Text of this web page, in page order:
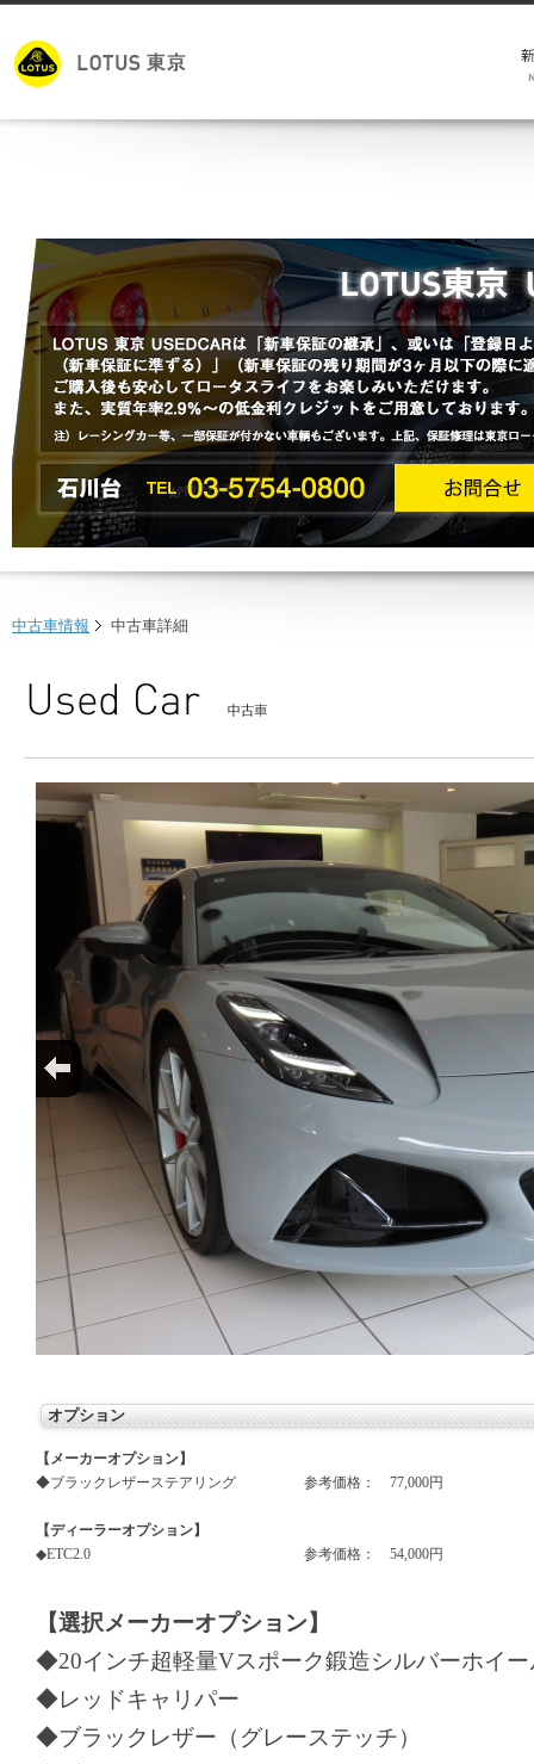
中古車情報 中古車詳細
オプション
【メーカーオプション】
◆ブラックレザーステアリング
参考価格： 77,000円
【ディーラーオプション】
◆ETC2.0
参考価格： 54,000円
【選択メーカーオプション】
◆20インチ超軽量Vスポーク鍛造シルバーホイー
◆レッドキャリパー
◆ブラックレザー（グレーステッチ）